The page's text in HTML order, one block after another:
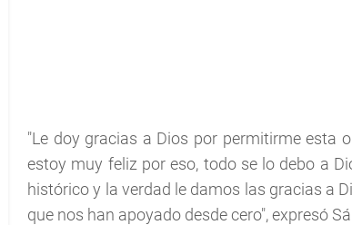
"Le doy gracias a Dios por permitirme esta
estoy muy feliz por eso, todo se lo debo a
histórico y la verdad le damos las gracias a
que nos han apoyado desde cero", expresó